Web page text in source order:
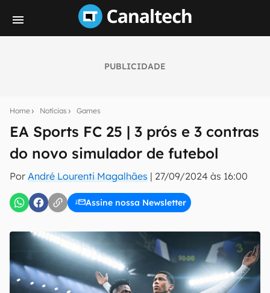
PUBLICIDADE
Home Notícias Games
EA Sports FC 25 | 3 prós e 3 contras
do novo simulador de futebol
Por André Lourenti Magalhães | 27/09/2024 às 16:00
Assine nossa Newsletter
notícias e reviews sobre tecnologia em primeira
mão.
E-mail
inscreva-se
Confirmo que li, aceito e concordo com os
Termos de
Uso e Política de Privacidade do Canaltech.